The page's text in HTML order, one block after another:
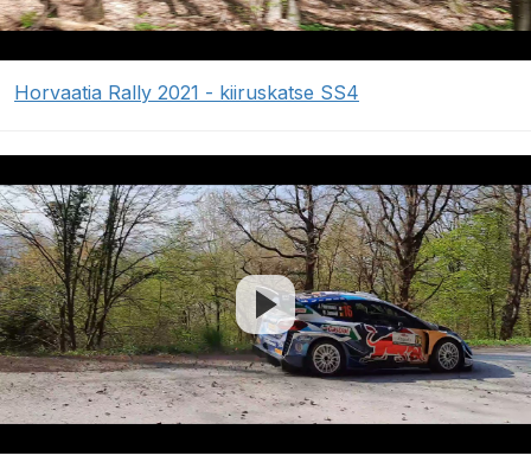
Horvaatia Rally 2021 - kiiruskatse SS4